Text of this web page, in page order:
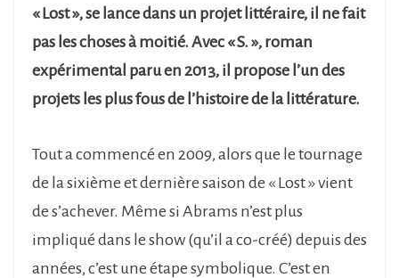
« Lost », se lance dans un projet littéraire, il ne fait
pas les choses à moitié. Avec « S. », roman
expérimental paru en 2013, il propose l’un des
projets les plus fous de l’histoire de la littérature.
Tout a commencé en 2009, alors que le tournage
de la sixième et dernière saison de « Lost » vient
de s’achever. Même si Abrams n’est plus
impliqué dans le show (qu’il a co-créé) depuis des
années, c’est une étape symbolique. C’est en